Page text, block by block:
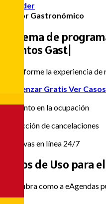
Acceder
Sector Gastronómico
Sistema de
Eventos
Transforme la experiencia
Comenzar Gratis Ver
Aumento en la ocupación
Reducción de cancelaciones
Reservas en línea 24/7
Casos de Uso para el
Descubra como a eAgendas